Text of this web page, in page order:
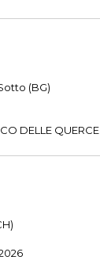
(BG)
DELLE QUERCE